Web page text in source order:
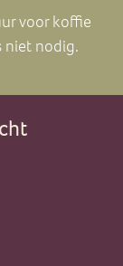
voor koffie
niet nodig.